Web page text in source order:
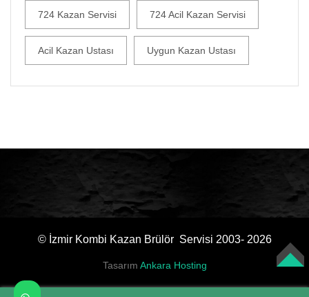
724 Kazan Servisi 724 Acil Kazan Servisi
Acil Kazan Ustası Uygun Kazan Ustası
© İzmir Kombi Kazan Brülör Servisi 2003- 2026
Tasarım Ankara Hosting TOP